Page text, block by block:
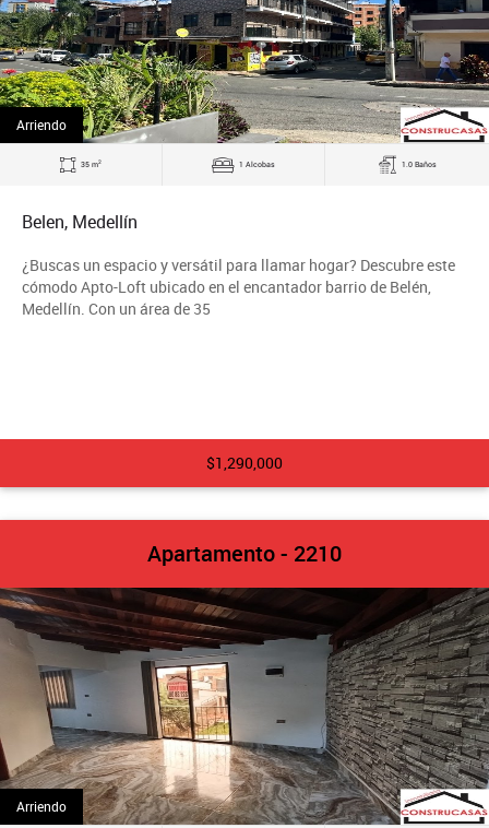
Arriendo
35 m2 1 Alcobas 1.0 Baños
Belen, Medellín
¿Buscas un espacio y versátil para llamar hogar? Descubre este
cómodo Apto-Loft ubicado en el encantador barrio de Belén,
Medellín. Con un área de 35
$1,290,000
Apartamento - 2210
Arriendo